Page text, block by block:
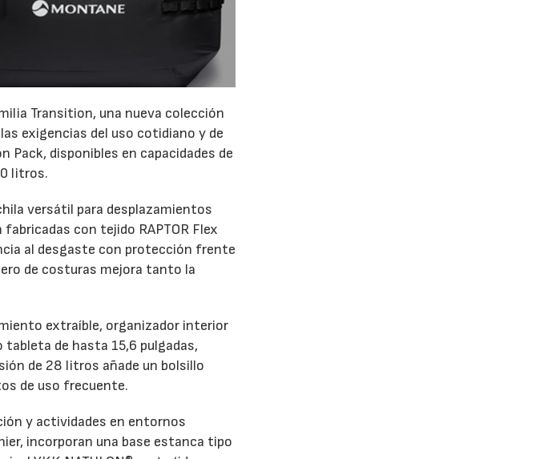
Transition, una nueva colección
exigencias del uso cotidiano y de
disponibles en capacidades de
litros.
versátil para desplazamientos
con tejido RAPTOR Flex
al desgaste con protección frente
de costuras mejora tanto la
extraíble, organizador interior
de hasta 15,6 pulgadas,
de 28 litros añade un bolsillo
de uso frecuente.
y actividades en entornos
incorporan una base estanca tipo